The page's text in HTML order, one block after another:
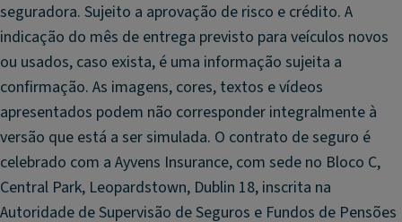
seguradora. Sujeito a aprovação de risco e crédito. A
indicação do mês de entrega previsto para veículos novos
ou usados, caso exista, é uma informação sujeita a
confirmação. As imagens, cores, textos e vídeos
apresentados podem não corresponder integralmente à
versão que está a ser simulada. O contrato de seguro é
celebrado com a Ayvens Insurance, com sede no Bloco C,
Central Park, Leopardstown, Dublin 18, inscrita na
Autoridade de Supervisão de Seguros e Fundos de Pensões